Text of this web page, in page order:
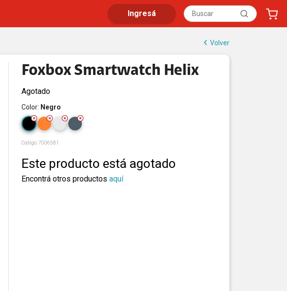
Ingresá
Volver
Foxbox Smartwatch Helix
Agotado
Color: Negro
Código:7006581
Este producto está agotado
Encontrá otros productos aquí